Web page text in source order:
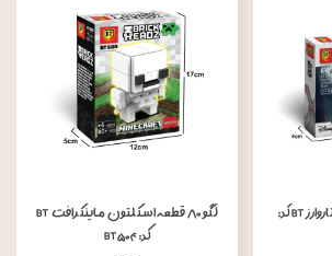
لگو ۷۸ قطعه سفینه استاروارز BT کد:
لگو ۸۰ قطعه اسکلتون ماینکرافت BT
کد: BT۵۰۴